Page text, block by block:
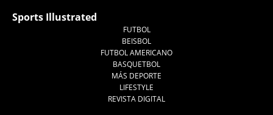
Sports Illustrated
FUTBOL
BEISBOL
FUTBOL AMERICANO
BASQUETBOL
MÁS DEPORTE
LIFESTYLE
REVISTA DIGITAL